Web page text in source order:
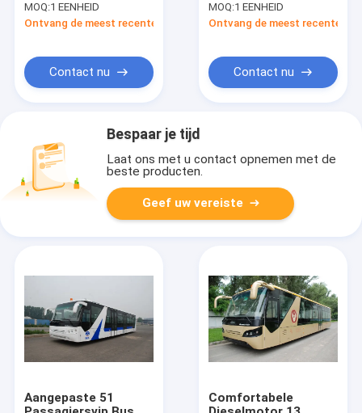
Hoogte Duurzamer
Ontwerp
MOQ:1 EENHEID
Ontvang de meest recente Prijs
Contact nu
luchthavenbussen
met de
MOQ:1 EENHEID
Ontvang de meest recente
Contact nu
Bespaar je tijd
Laat ons met u contact opnemen met de
beste producten.
Geef uw vereiste
Aangepaste 51
Comfortabele